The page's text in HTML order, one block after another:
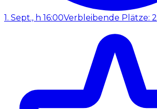
1. Sept., h 16:00Verbleibende Plätze: 2